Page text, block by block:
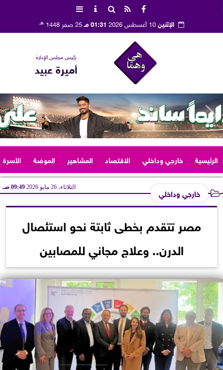
الإثنين10 أغسطس 2026 01:31 مـ 25 صفر 1448 هـ
رئيس مجلس الإدارة
أميرة عبيد
الرئيسية خارجي وداخلي الاقتصاد المشاهير الموضة الأسرة
خارجي وداخلي الثلاثاء، 26 مايو 2026 09:49 صـ
مصر تتقدم بخطى ثابتة نحو استئصال
الدرن.. وعلاج مجاني للمصابين